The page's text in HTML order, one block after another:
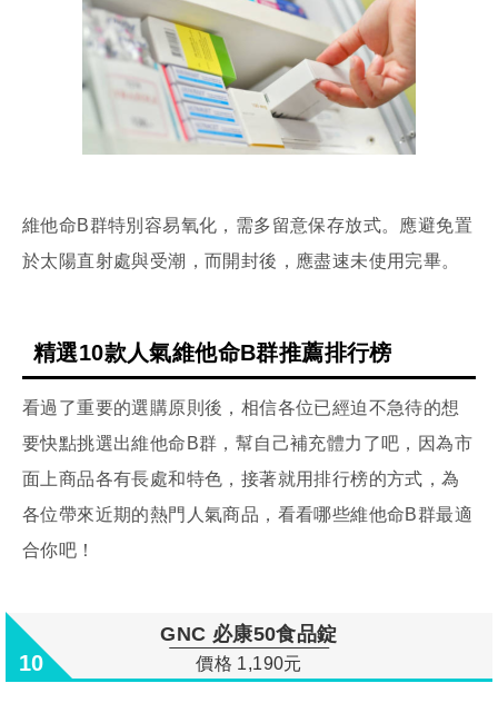
維他命B群特別容易氧化，需多留意保存放式。應避免置
於太陽直射處與受潮，而開封後，應盡速未使用完畢。
精選10款人氣維他命B群推薦排行榜
看過了重要的選購原則後，相信各位已經迫不急待的想
要快點挑選出維他命B群，幫自己補充體力了吧，因為市
面上商品各有長處和特色，接著就用排行榜的方式，為
各位帶來近期的熱門人氣商品，看看哪些維他命B群最適
合你吧！
10
GNC 必康50食品錠
價格 1,190元